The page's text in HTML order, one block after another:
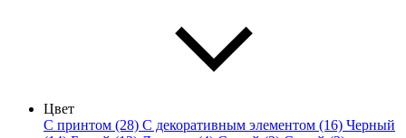
Цвет
С принтом (28) С декоративным элементом (16) Черный